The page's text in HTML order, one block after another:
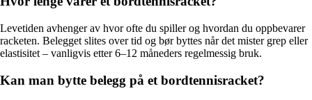
Levetiden avhenger av hvor ofte du spiller og hvordan du oppbevarer
racketen. Belegget slites over tid og bør byttes når det mister grep eller
elastisitet – vanligvis etter 6–12 måneders regelmessig bruk.
Kan man bytte belegg på et bordtennisracket?